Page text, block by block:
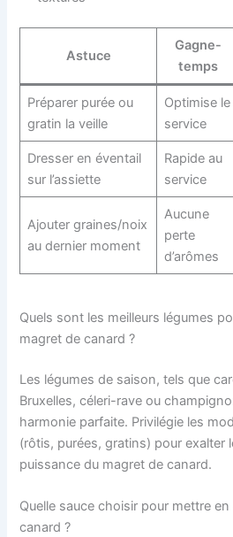
Astuce
Gagne-
temps
Préparer purée ou
gratin la veille
Optimise le
service
Dresser en éventail
sur l’assiette
Rapide au
service
Ajouter graines/noix
au dernier moment
Aucune
perte
d’arômes
Quels sont les meilleurs légumes
magret de canard ?
Les légumes de saison, tels que
Bruxelles, céleri-rave ou
harmonie parfaite. Privilégie les
(rôtis, purées, gratins) pour exalter
puissance du magret de canard.
Quelle sauce choisir pour mettre
canard ?